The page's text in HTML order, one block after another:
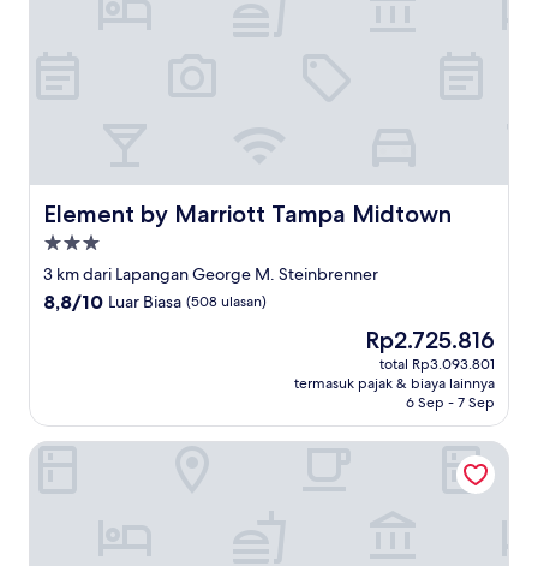
Element by Marriott Tampa Midtown
Element by Marriott Tampa Midtown
Properti
bintang
3.0
3 km dari Lapangan George M. Steinbrenner
8.8
ulasan)
8,8/10 Luar Biasa (508 ulasan)
Harga
sekarang
Rp2.725.816
Rp2.725.816
total Rp3.093.801
termasuk pajak & biaya lainnya
6 Sep - 7 Sep
Country Inn & Suites by Radisson, RJ Stadium - Tampa